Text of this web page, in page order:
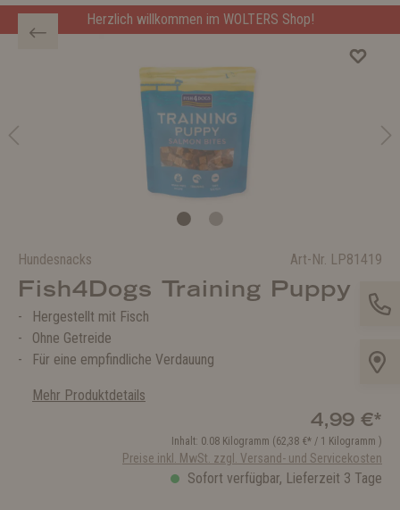
Herzlich willkommen im WOLTERS Shop!
Hundesnacks Art-Nr. LP81419
Fish4Dogs Training Puppy
Hergestellt mit Fisch
Ohne Getreide
Für eine empfindliche Verdauung
Mehr Produktdetails
4,99 €*
Inhalt: 0.08 Kilogramm (62,38 €* / 1 Kilogramm )
Preise inkl. MwSt. zzgl. Versand- und Servicekosten
Sofort verfügbar, Lieferzeit 3 Tage